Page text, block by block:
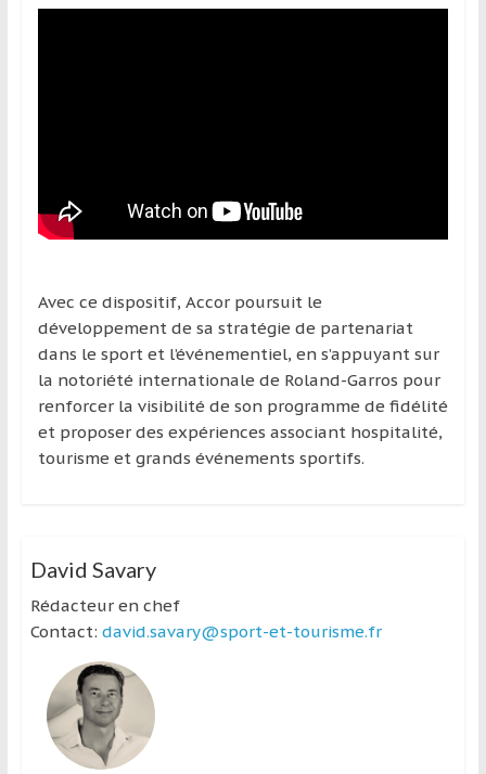
Avec ce dispositif, Accor poursuit le
développement de sa stratégie de partenariat
dans le sport et l’événementiel, en s’appuyant sur
la notoriété internationale de Roland-Garros pour
renforcer la visibilité de son programme de fidélité
et proposer des expériences associant hospitalité,
tourisme et grands événements sportifs.
David Savary
Rédacteur en chef
Contact: david.savary@sport-et-tourisme.fr